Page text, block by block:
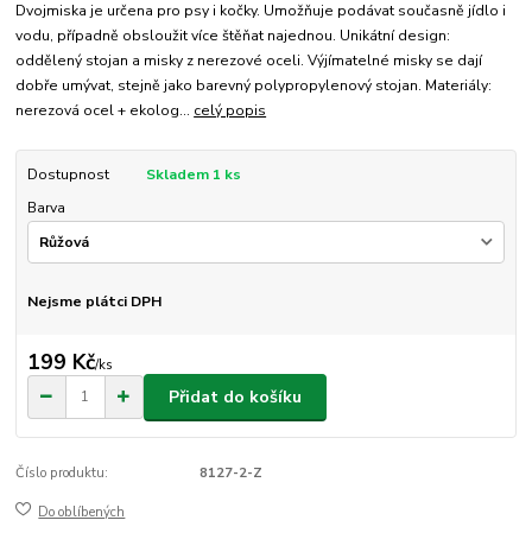
Dvojmiska je určena pro psy i kočky. Umožňuje podávat současně jídlo i
vodu, případně obsloužit více štěňat najednou. Unikátní design:
oddělený stojan a misky z nerezové oceli. Výjímatelné misky se dají
dobře umývat, stejně jako barevný polypropylenový stojan. Materiály:
nerezová ocel + ekolog... celý popis
Dostupnost
Skladem 1 ks
Barva
Nejsme plátci DPH
199 Kč/ks
Přidat do košíku
Číslo produktu: 8127-2-Z
Do oblíbených